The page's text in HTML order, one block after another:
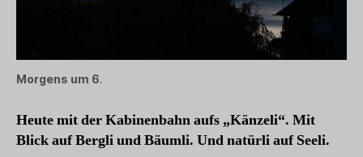
Morgens um 6.
Heute mit der Kabinenbahn aufs „Känzeli“. Mit
Blick auf Bergli und Bäumli. Und natürli auf Seeli.